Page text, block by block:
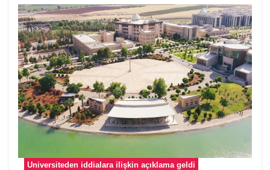
Üniversiteden iddialara ilişkin açıklama geldi